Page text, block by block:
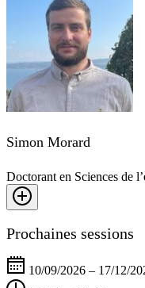
Simon Morard
Doctorant en Sciences de
Prochaines sessions
10/09/2026 – 17/12/